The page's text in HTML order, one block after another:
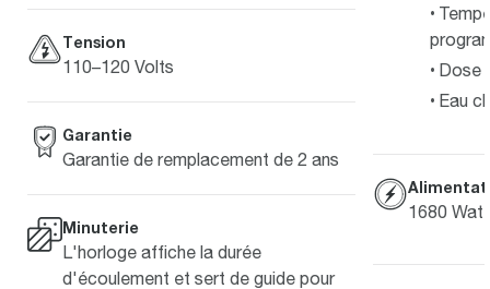
Tension
110–120 Volts
Garantie
Garantie de remplacement de 2 ans
Minuterie
L'horloge affiche la durée
d'écoulement et sert de guide pour
Dose
Eau
1680